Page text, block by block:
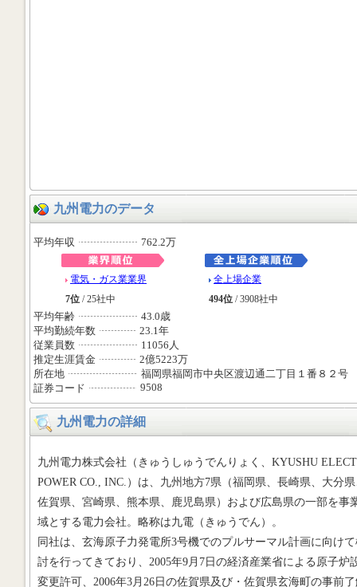
九州電力のデータ
平均年収 762.2万
電気・ガス業業界
7位 / 25社中
全上場企業
494位 / 3908社中
平均年齢
43.0歳
平均勤続年数
23.1年
従業員数
11056人
推定生涯賃金
2億5223万
所在地
福岡県福岡市中央区渡辺通二丁目１番８２号
証券コード
9508
九州電力の詳細
九州電力株式会社（きゅうしゅうでんりょく、KYUSHU
POWER CO., INC.）は、九州地方7県（福岡県、長崎県、大分
佐賀県、宮崎県、熊本県、鹿児島県）および広島県の一部を事
域とする電力会社。略称は九電（きゅうでん）。
同社は、玄海原子力発電所3号機でのプルサーマル計画に向け
討を行ってきており、2005年9月7日の経済産業省による原子炉
変更許可、2006年3月26日の佐賀県及び・佐賀県玄海町の事前